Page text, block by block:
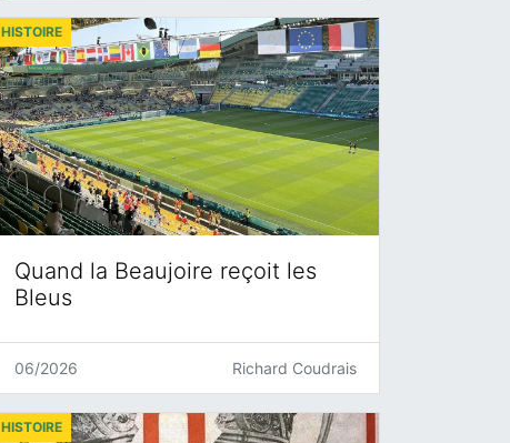
Quand la Beaujoire reçoit les
Bleus
HISTOIRE
06/2026 Richard Coudrais
HISTOIRE